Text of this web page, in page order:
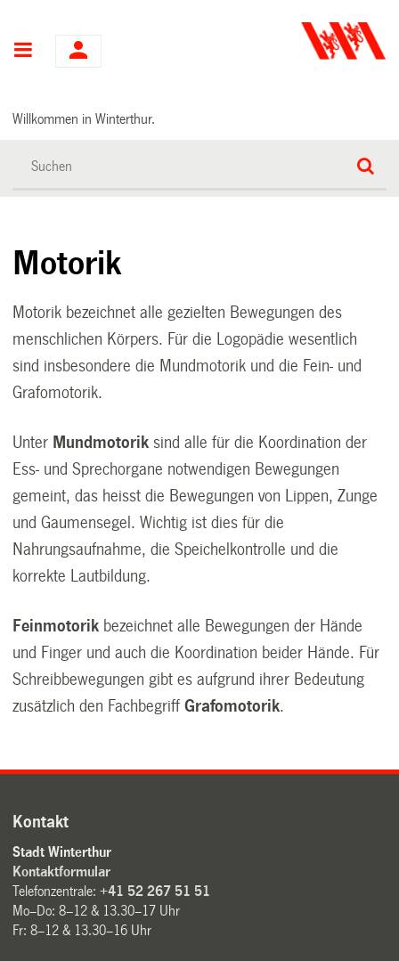
Hauptnavigation
Willkommen in Winterthur.
Motorik
Motorik bezeichnet alle gezielten Bewegungen des
menschlichen Körpers. Für die Logopädie wesentlich
sind insbesondere die Mundmotorik und die Fein- und
Grafomotorik.
Unter Mundmotorik sind alle für die Koordination der
Ess- und Sprechorgane notwendigen Bewegungen
gemeint, das heisst die Bewegungen von Lippen, Zunge
und Gaumensegel. Wichtig ist dies für die
Nahrungsaufnahme, die Speichelkontrolle und die
korrekte Lautbildung.
Feinmotorik bezeichnet alle Bewegungen der Hände
und Finger und auch die Koordination beider Hände. Für
Schreibbewegungen gibt es aufgrund ihrer Bedeutung
zusätzlich den FachbegriffGrafomotorik.
Kontakt
Stadt Winterthur
Kontaktformular
Telefonzentrale:+41 52 267 51 51
Mo–Do: 8–12 & 13.30–17 Uhr
Fr: 8–12 & 13.30–16 Uhr